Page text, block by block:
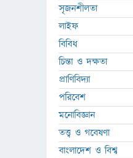
সৃজনশীলতা
লাইফ
বিবিধ
চিন্তা ও দক্ষতা
প্রাণিবিদ্যা
পরিবেশ
মনোবিজ্ঞান
তত্ত্ব ও গবেষণা
বাংলাদেশ ও বিশ্ব